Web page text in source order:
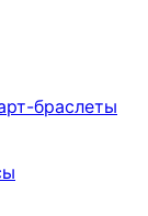
браслеты